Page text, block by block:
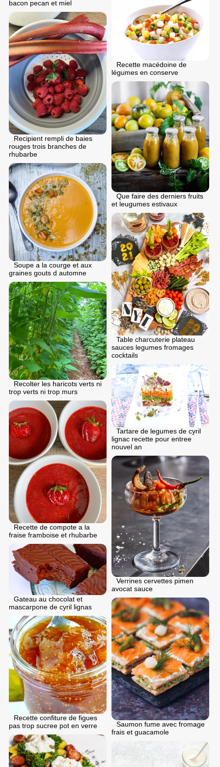
bacon pecan et miel
Recette macédoine de
légumes en conserve
Recipient rempli de baies
rouges trois branches de
rhubarbe
Que faire des derniers fruits
et leugumes estivaux
Soupe a la courge et aux
graines gouts d automne
Table charcuterie plateau
sauces legumes fromages
cocktails
Recolter les haricots verts ni
trop verts ni trop murs
Tartare de legumes de cyril
lignac recette pour entree
nouvel an
Recette de compote a la
fraise framboise et rhubarbe
Verrines cervettes pimen
avocat sauce
Gateau au chocolat et
mascarpone de cyril lignas
Saumon fume avec fromage
frais et guacamole
Recette confiture de figues
pas trop sucree pot en verre